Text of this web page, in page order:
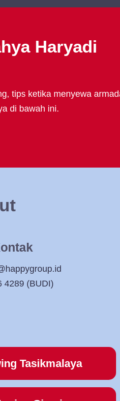
Haryadi
tips ketika menyewa
di bawah ini.
4289 (BUDI)
Tasikmalaya